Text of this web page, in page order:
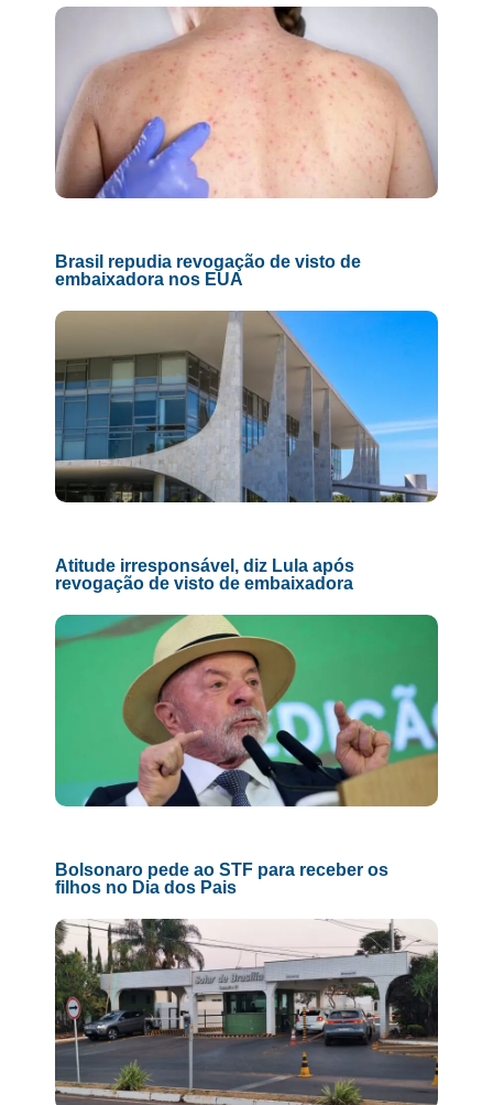
Brasil repudia revogação de visto de
embaixadora nos EUA
Atitude irresponsável, diz Lula após
revogação de visto de embaixadora
Bolsonaro pede ao STF para receber os
filhos no Dia dos Pais